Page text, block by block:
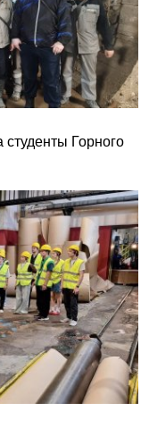
студенты Горного